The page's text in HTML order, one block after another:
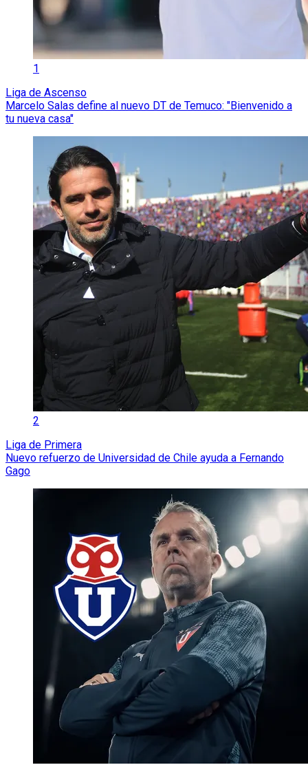
1
Liga de Ascenso
Marcelo Salas define al nuevo DT de Temuco: "Bienvenido a
tu nueva casa"
2
Liga de Primera
Nuevo refuerzo de Universidad de Chile ayuda a Fernando
Gago